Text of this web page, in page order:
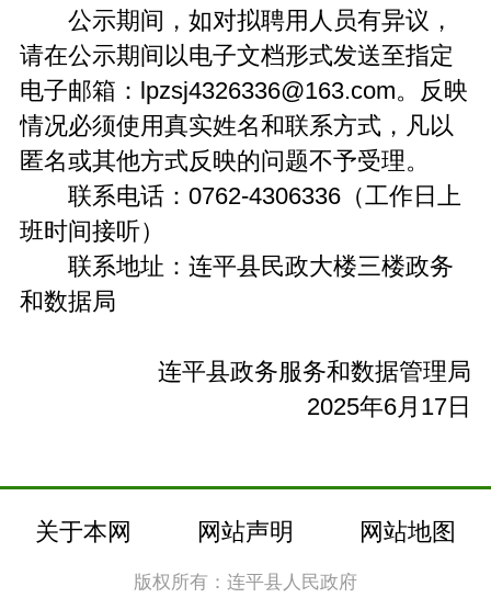
公示期间，如对拟聘用人员有异议，
请在公示期间以电子文档形式发送至指定
电子邮箱：lpzsj4326336@163.com。反映
情况必须使用真实姓名和联系方式，凡以
匿名或其他方式反映的问题不予受理。
联系电话：0762-4306336（工作日上
班时间接听）
联系地址：连平县民政大楼三楼政务
和数据局
连平县政务服务和数据管理局
2025年6月17日
关于本网 网站声明 网站地图
版权所有：连平县人民政府